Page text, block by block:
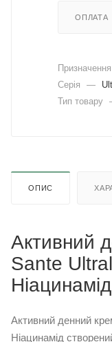
ОПЛАТА
Призначення
Серія
—
Тип товару
ОПИС
Активний
Sante
Активний денний
Ніацинамід